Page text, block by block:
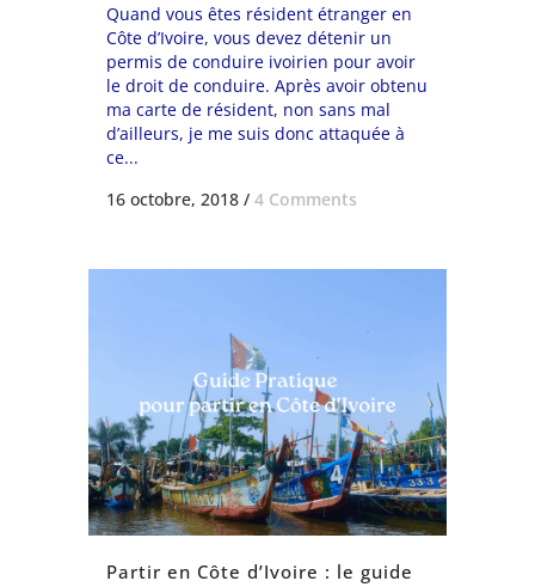
Quand vous êtes résident étranger en
Côte d’Ivoire, vous devez détenir un
permis de conduire ivoirien pour avoir
le droit de conduire. Après avoir obtenu
ma carte de résident, non sans mal
d’ailleurs, je me suis donc attaquée à
ce...
16 octobre, 2018 / 4 Comments
Partir en Côte d’Ivoire : le guide